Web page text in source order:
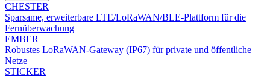
CHESTER
Sparsame, erweiterbare LTE/LoRaWAN/BLE-Plattform für die
Fernüberwachung
EMBER
Robustes LoRaWAN-Gateway (IP67) für private und öffentliche
Netze
STICKER